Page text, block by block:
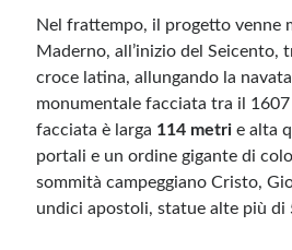
Nel frattempo, il progetto venne
Maderno, all’inizio del Seicento,
croce latina, allungando la
monumentale facciata tra il
facciata è larga 114 metri e alta
portali e un ordine gigante di
sommità campeggiano Cristo,
undici apostoli, statue alte più di